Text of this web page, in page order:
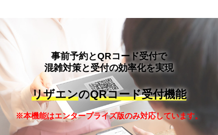
事前予約とQRコード受付で
混雑対策と受付の効率化を実現
リザエンのQRコード受付機能
※本機能はエンタープライズ版のみ対応しています。